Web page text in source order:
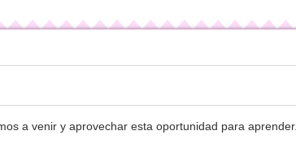
a venir y aprovechar esta oportunidad para aprender.